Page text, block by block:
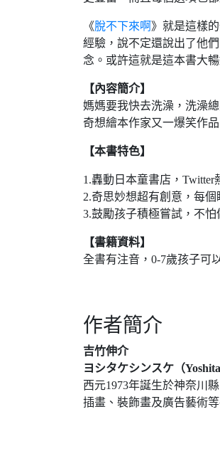
《脫不下來啊 》就是這樣
經驗，說不定還說出了他
念。或許這就是這本書大暢
【內容簡介】
媽媽要我快去洗澡，洗澡
奇想繪本作家又一爆笑作
【本書特色】
1.轟動日本童書店，Twitter
2.奇思妙想超有創意，每
3.鼓勵孩子積極嘗試，不
【書籍資料】
全書有注音，0-7歲孩子可
作者簡介
吉竹伸介
ヨシタケシンスケ（
西元1973年誕生於神奈川
插畫、裝飾畫及廣告藝術